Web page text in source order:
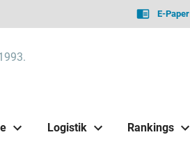
E-Paper
Logistik Rankings